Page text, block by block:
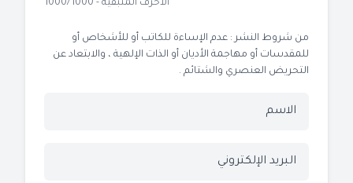
الأحرف المتبقية - 1000/1000
من شروط النشر : عدم الإساءة للكاتب أو للأشخاص أو
للمقدسات أو مهاجمة الأديان أو الذات الإلهية ، والابتعاد عن
التحريض العنصري والشتائم .